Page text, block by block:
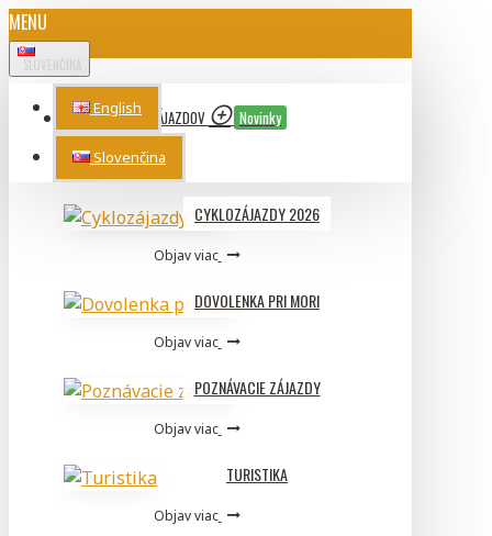
MENU
SLOVENČINA
English
Slovenčina
PONUKA ZÁJAZDOV Novinky
TOP CATEGORIES
CYKLOZÁJAZDY 2026
Objav viac
DOVOLENKA PRI MORI
Objav viac
POZNÁVACIE ZÁJAZDY
Objav viac
TURISTIKA
Objav viac